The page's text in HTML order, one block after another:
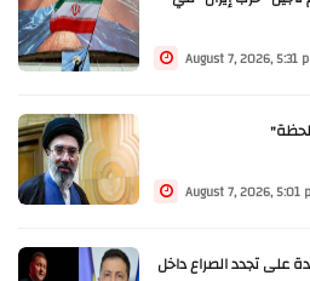
August 7, 2026, 5:31
August 7, 2026, 5:01
على تجدد الصراع داخل